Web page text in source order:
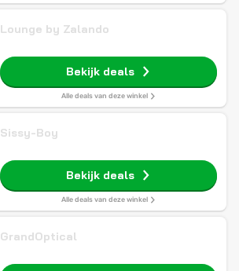
Lounge by Zalando
Bekijk deals
Alle deals van deze winkel
Sissy-Boy
Bekijk deals
Alle deals van deze winkel
GrandOptical